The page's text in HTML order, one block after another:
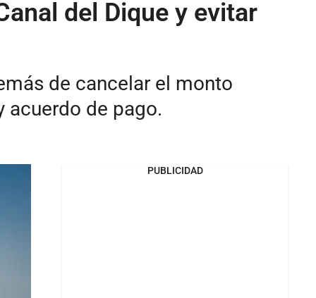
del Dique y evitar
de cancelar el monto
acuerdo de pago.
PUBLICIDAD